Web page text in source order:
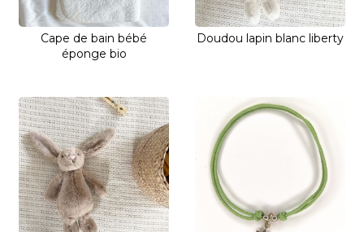
Cape de bain bébé
éponge bio
Doudou lapin blanc liberty